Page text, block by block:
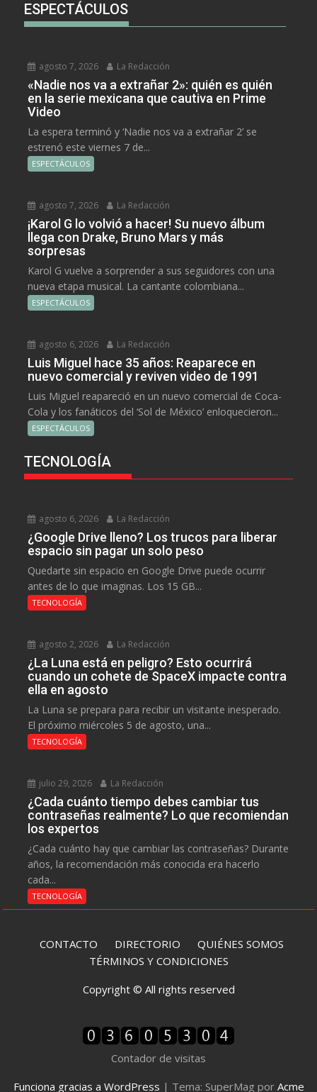
ESPECTÁCULOS
agosto 7, 2026 La Redacción
«Nadie nos va a extrañar 2»: quién es quién
en la serie mexicana que cautiva en Prime
Video
La espera terminó y ‘Nadie nos va a extrañar 2’ se
estrenó este viernes 7 de...
ESPECTÁCULOS
agosto 7, 2026 La Redacción
¡Karol G lo volvió a hacer! Su nuevo álbum
llega con Drake, Bruno Mars y más
sorpresas
Karol G vuelve a sorprender a sus seguidores con una
nueva etapa musical. La cantante colombiana...
ESPECTÁCULOS
agosto 6, 2026 La Redacción
Luis Miguel hace 35 años: Reaparece en
nuevo comercial y reviven video de 1991
Luis Miguel reapareció en un nuevo comercial de Coca-
Cola y los fanáticos del ‘Sol de México’ enloquecieron...
ESPECTÁCULOS
TECNOLOGÍA
agosto 6, 2026 La Redacción
¿Google Drive lleno? Los trucos para liberar
espacio sin pagar un solo peso
Quedarte sin espacio en Google Drive puede ocurrir
antes de lo que imaginas. Los 15 GB...
TECNOLOGÍA
agosto 2, 2026 La Redacción
¿La Luna está en peligro? Esto ocurrirá
cuando un cohete de SpaceX impacte contra
ella en agosto
La Luna se prepara para recibir un visitante inesperado.
El próximo miércoles 5 de agosto, una...
TECNOLOGÍA
julio 29, 2026 La Redacción
¿Cada cuánto tiempo debes cambiar tus
contraseñas realmente? Lo que recomiendan
los expertos
¿Cada cuánto hay que cambiar las contraseñas? Durante
años, la recomendación más conocida era hacerlo
cada...
TECNOLOGÍA
CONTACTO DIRECTORIO QUIÉNES SOMOS
TÉRMINOS Y CONDICIONES
Copyright © All rights reserved
Contador de visitas
Funciona gracias a WordPress | Tema: SuperMag por Acme